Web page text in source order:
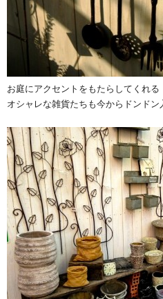
お庭にアクセントをもたらしてくれる
オシャレな雑貨たちも今からドンド